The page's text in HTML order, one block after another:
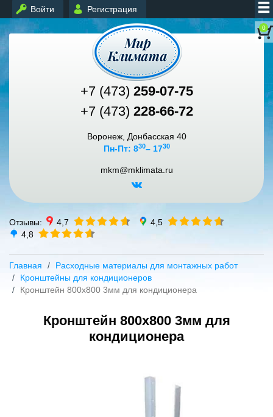
Войти Регистрация
0
+7 (473) 259-07-75
+7 (473) 228-66-72
Воронеж, Донбасская 40
Пн-Пт: 830– 1730
mkm@mklimata.ru
Отзывы: 4,7
4,5
4,8
Главная
Расходные материалы для монтажных работ
Кронштейны для кондиционеров
Кронштейн 800х800 3мм для кондиционера
Кронштейн 800х800 3мм для
кондиционера